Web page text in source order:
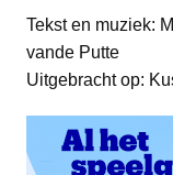
Tekst en muziek:
vande Putte
Uitgebracht op: